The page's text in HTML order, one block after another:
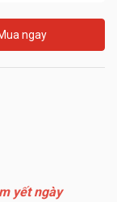
ngay
yết ngày